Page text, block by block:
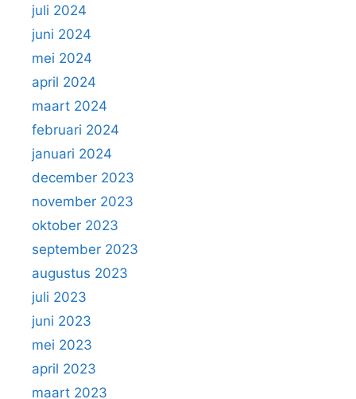
juli 2024
juni 2024
mei 2024
april 2024
maart 2024
februari 2024
januari 2024
december 2023
november 2023
oktober 2023
september 2023
augustus 2023
juli 2023
juni 2023
mei 2023
april 2023
maart 2023